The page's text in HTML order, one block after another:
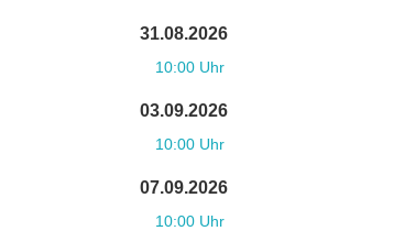
31.08.2026
10:00 Uhr
03.09.2026
10:00 Uhr
07.09.2026
10:00 Uhr